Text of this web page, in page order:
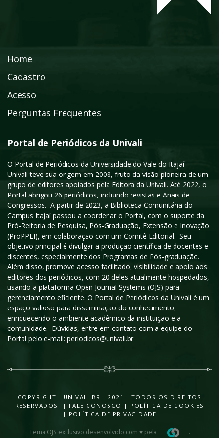
Home
Cadastro
Acesso
Perguntas Frequentes
Portal de Periódicos da Univali
O Portal de Periódicos da Universidade do Vale do Itajaí –
Univali teve sua origem em 2008, fruto da visão pioneira de um
grupo de editores apoiados pela Editora da Univali. Até 2022, o
Portal abrigou 26 periódicos, incluindo revistas e Anais de
Congressos. A partir de 2023, a Biblioteca Comunitária do
Campus Itajaí passou a coordenar o Portal, com o suporte da
Pró-Reitoria de Pesquisa, Pós-Graduação, Extensão e Inovação
(ProPPEI), em colaboração com um Comitê Editorial. Seu
objetivo principal é divulgar a produção científica de docentes e
discentes, especialmente dos Programas de Pós-graduação.
Além disso, promove acesso facilitado, visibilidade e apoio aos
editores dos periódicos, com 20 deles atualmente hospedados,
usando a plataforma Open Journal Systems (OJS) para
gerenciamento eficiente. O Portal de Periódicos da Univali é um
espaço valioso para disseminação do conhecimento,
enriquecendo o ambiente acadêmico da instituição e a
comunidade. Dúvidas, entre em contato com a equipe do
Portal pelo e-mail: periodicos@univali.br
COPYRIGHT - UNIVALI.BR - 2021 - TODOS OS DIREITOS
RESERVADOS |
FALE CONOSCO | POLÍTICA DE COOKIES
| POLÍTICA DE PRIVACIDADE
Tema OJS exclusivo desenvolvido com ♥ pela .